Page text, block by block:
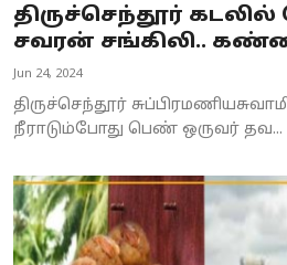
திருச்செந்தூர்
சவரன் சங்கிலி..
Jun 24, 2024
திருச்செந்தூர்
நீராடும்போது பெண் ஒருவர் தவ...